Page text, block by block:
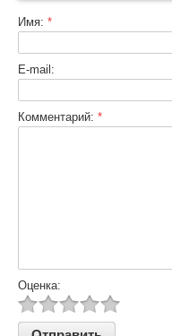
Имя: *
E-mail:
Комментарий: *
Оценка: